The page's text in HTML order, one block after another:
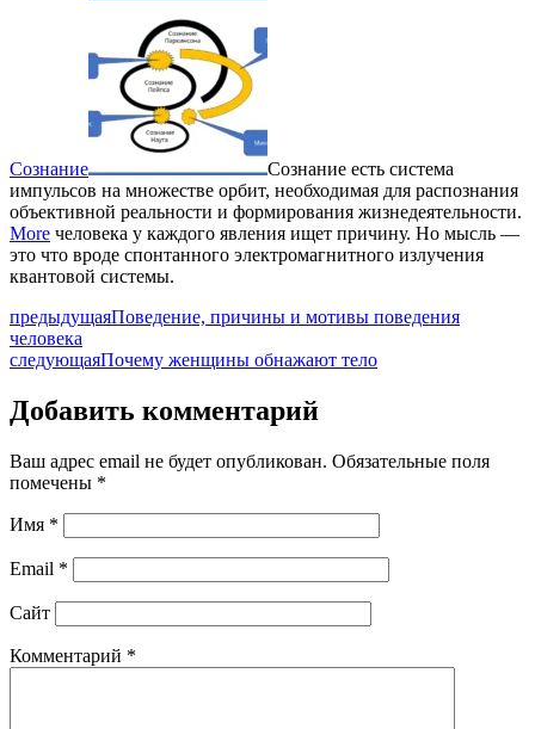
Сознание
Сознание есть система
импульсов на множестве орбит, необходимая для распознания
объективной реальности и формирования жизнедеятельности.
More человека у каждого явления ищет причину. Но мысль —
это что вроде спонтанного электромагнитного излучения
квантовой системы.
предыдущаяПоведение, причины и мотивы поведения
человека
следующаяПочему женщины обнажают тело
Добавить комментарий
Ваш адрес email не будет опубликован. Обязательные поля
помечены *
Имя *
Email *
Сайт
Комментарий *